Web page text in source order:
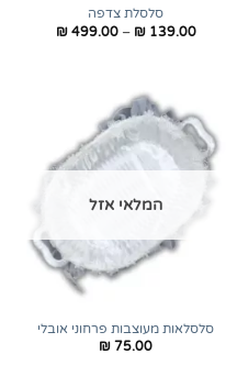
סלסלת צדפה
₪139.00
–
₪499.00
המלאי אזל
סלסלאות מעוצבות פרחוני אובלי
₪ 75.00